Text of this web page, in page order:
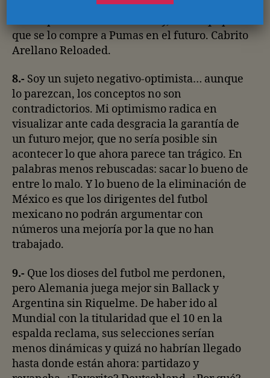
referente mexicano jugando en Europa, o en
que se lo compre a Pumas en el futuro. Cabrito
Arellano Reloaded.
8.- Soy un sujeto negativo-optimista… aunque
lo parezcan, los conceptos no son
contradictorios. Mi optimismo radica en
visualizar ante cada desgracia la garantía de
un futuro mejor, que no sería posible sin
acontecer lo que ahora parece tan trágico. En
palabras menos rebuscadas: sacar lo bueno de
entre lo malo. Y lo bueno de la eliminación de
México es que los dirigentes del futbol
mexicano no podrán argumentar con
números una mejoría por la que no han
trabajado.
9.- Que los dioses del futbol me perdonen,
pero Alemania juega mejor sin Ballack y
Argentina sin Riquelme. De haber ido al
Mundial con la titularidad que el 10 en la
espalda reclama, sus selecciones serían
menos dinámicas y quizá no habrían llegado
hasta donde están ahora: partidazo y